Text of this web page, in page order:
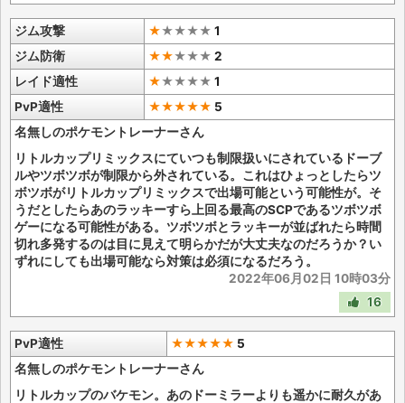
ジム攻撃 ★★★★★ 1
ジム防衛
★★★★★ 2
レイド適性
★★★★★ 1
PvP適性
★★★★★ 5
名無しのポケモントレーナーさん
リトルカップリミックスにていつも制限扱いにされているドーブ
ルやツボツボが制限から外されている。これはひょっとしたらツ
ボツボがリトルカップリミックスで出場可能という可能性が。そ
うだとしたらあのラッキーすら上回る最高のSCPであるツボツボ
ゲーになる可能性がある。ツボツボとラッキーが並ばれたら時間
切れ多発するのは目に見えて明らかだが大丈夫なのだろうか？い
ずれにしても出場可能なら対策は必須になるだろう。
2022年06月02日 10時03分
16
PvP適性 ★★★★★ 5
名無しのポケモントレーナーさん
リトルカップのバケモン。あのドーミラーよりも遥かに耐久があ